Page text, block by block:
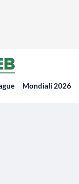
Mondiali 2026